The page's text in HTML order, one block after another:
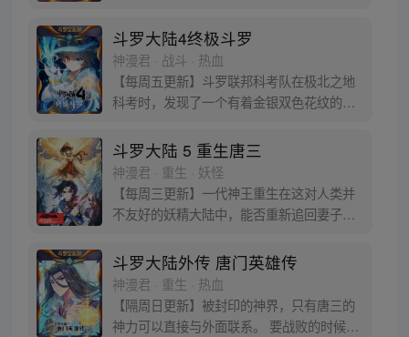
魂”遇上执着而顽强的少年唐舞麟，万众瞩目
的武魂传奇将再次被书写。我们不期待奇
迹，但要给奇迹一个机会。
斗罗大陆4终极斗罗
神漫君 · 战斗 · 热血
【每周五更新】斗罗联邦科考队在极北之地
科考时，发现了一个有着金银双色花纹的
于是赶忙将其带回研究所进行孵化。蛋孵化
出来了，可孵出来的是一个婴儿，一个和人
类一模一样的孩子；与此同时，联邦研究所
正在解冻一名银色长发女子，而一名蓝发青
年则在海滨被人发现
斗罗大陆 5 重生唐三
神漫君 · 重生 · 妖怪
【每周三更新】一代神王重生在这对人类并
不友好的妖精大陆中，能否重新追回妻子。
路？尽在一代神王至情追妻之旅，斗罗大陆
第五部，重生唐三!
斗罗大陆外传 唐门英雄传
神漫君 · 重生 · 热血
【隔周日更新】被封印的神界，只有唐三的
神力可以直接与外面联系。 要战败的时候，